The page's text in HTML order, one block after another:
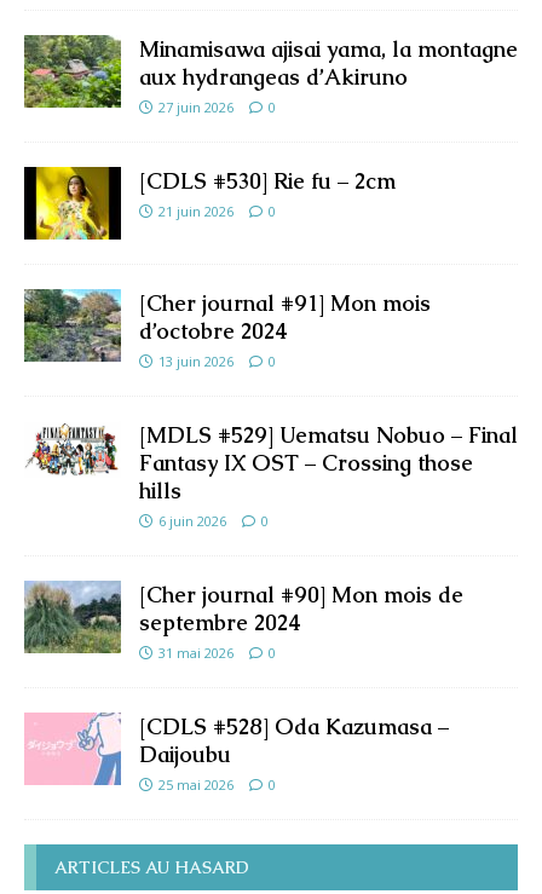
Minamisawa ajisai yama, la montagne
aux hydrangeas d’Akiruno
27 juin 2026 0
[CDLS #530] Rie fu – 2cm
21 juin 2026 0
[Cher journal #91] Mon mois
d’octobre 2024
13 juin 2026 0
[MDLS #529] Uematsu Nobuo – Final
Fantasy IX OST – Crossing those
hills
6 juin 2026 0
[Cher journal #90] Mon mois de
septembre 2024
31 mai 2026 0
[CDLS #528] Oda Kazumasa –
Daijoubu
25 mai 2026 0
ARTICLES AU HASARD